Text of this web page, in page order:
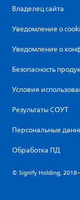
Владелец сайта
Уведомление о
Уведомление о
Безопасность
Условия
Результаты СОУТ
Персональные
Обработка ПД
© Signify Holding,